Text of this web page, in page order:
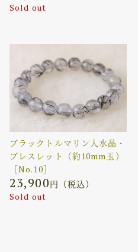
Sold out
ブラックトルマリン入水晶・
ブレスレット（約10mm玉）
［No.10］
23,900円（税込）
Sold out